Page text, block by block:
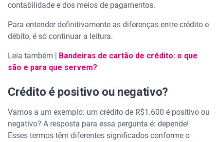
contabilidade e dos meios de pagamentos.
Para entender definitivamente as diferenças entre crédito e
débito, é só continuar a leitura.
Leia também |
Bandeiras de cartão de crédito: o que
são e para que servem?
Crédito é positivo ou negativo?
Vamos a um exemplo: um crédito de R$1.600 é positivo ou
negativo? A resposta para essa pergunta é: depende!
Esses termos têm diferentes significados conforme o